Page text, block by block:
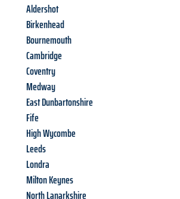
Aldershot
Birkenhead
Bournemouth
Cambridge
Coventry
Medway
East Dunbartonshire
Fife
High Wycombe
Leeds
Londra
Milton Keynes
North Lanarkshire